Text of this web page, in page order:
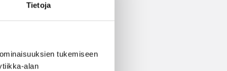
Tietoja
tukemiseen
alan